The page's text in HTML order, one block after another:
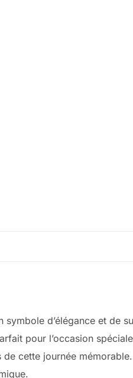
d’élégance et de
pour l’occasion
cette journée